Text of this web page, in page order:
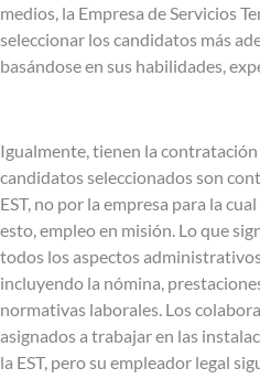
medios, la Empresa de Servicios
seleccionar los candidatos más
basándose en sus habilidades,
Igualmente, tienen la
candidatos seleccionados son
EST, no por la empresa para la
esto, empleo en misión. Lo que
todos los aspectos
incluyendo la nómina,
normativas laborales. Los
asignados a trabajar en las
la EST, pero su empleador legal